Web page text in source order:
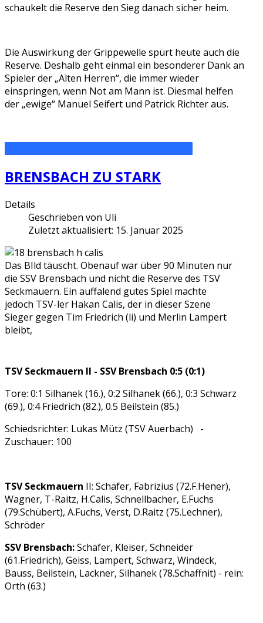
schaukelt die Reserve den Sieg danach sicher heim.
Die Auswirkung der Grippewelle spürt heute auch die
Reserve. Deshalb geht einmal ein besonderer Dank an
Spieler der „Alten Herren“, die immer wieder
einspringen, wenn Not am Mann ist. Diesmal helfen
der „ewige“ Manuel Seifert und Patrick Richter aus.
BRENSBACH ZU STARK
Details
Geschrieben von Uli
Zuletzt aktualisiert: 15. Januar 2025
Das BIld täuscht. Obenauf war über 90 Minuten nur
die SSV Brensbach und nicht die Reserve des TSV
Seckmauern. Ein auffalend gutes Spiel machte
jedoch TSV-ler Hakan Calis, der in dieser Szene
Sieger gegen Tim Friedrich (li) und Merlin Lampert
bleibt,
TSV Seckmauern II - SSV Brensbach 0:5 (0:1)
Tore: 0:1 Silhanek (16.), 0:2 Silhanek (66.), 0:3 Schwarz
(69.), 0:4 Friedrich (82.), 0.5 Beilstein (85.)
Schiedsrichter: Lukas Mütz (TSV Auerbach) -
Zuschauer: 100
TSV Seckmauern II: Schäfer, Fabrizius (72.F.Hener),
Wagner, T-Raitz, H.Calis, Schnellbacher, E.Fuchs
(79.Schübert), A.Fuchs, Verst, D.Raitz (75.Lechner),
Schröder
SSV Brensbach:Schäfer, Kleiser, Schneider
(61.Friedrich), Geiss, Lampert, Schwarz, Windeck,
Bauss, Beilstein, Lackner, Silhanek (78.Schaffnit) - rein:
Orth (63.)